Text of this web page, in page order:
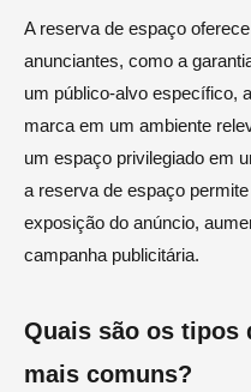
A reserva de espaço
anunciantes, como a
um público-alvo específico,
marca em um ambiente
um espaço privilegiado em
a reserva de espaço
exposição do anúncio,
campanha publicitária.
Quais são os tipos
mais comuns?